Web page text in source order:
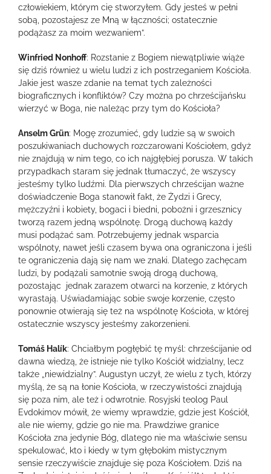
człowiekiem, którym cię stworzyłem. Gdy jesteś w pełni
sobą, pozostajesz ze Mną w łączności; ostatecznie
podążasz za moim wezwaniem”.
Winfried Nonhoff: Rozstanie z Bogiem niewątpliwie wiąże
się dziś również u wielu ludzi z ich postrzeganiem Kościoła.
Jakie jest wasze zdanie na temat tych zależności
biograficznych i konfliktów? Czy można po chrześcijańsku
wierzyć w Boga, nie należąc przy tym do Kościoła?
Anselm Grün: Mogę zrozumieć, gdy ludzie są w swoich
poszukiwaniach duchowych rozczarowani Kościołem, gdyż
nie znajdują w nim tego, co ich najgłębiej porusza. W takich
przypadkach staram się jednak tłumaczyć, że wszyscy
jesteśmy tylko ludźmi. Dla pierwszych chrześcijan ważne
doświadczenie Boga stanowił fakt, że Żydzi i Grecy,
mężczyźni i kobiety, bogaci i biedni, pobożni i grzesznicy
tworzą razem jedną wspólnotę. Drogą duchową każdy
musi podążać sam. Potrzebujemy jednak wsparcia
wspólnoty, nawet jeśli czasem bywa ona ograniczona i jeśli
te ograniczenia dają się nam we znaki. Dlatego zachęcam
ludzi, by podążali samotnie swoją drogą duchową,
pozostając jednak zarazem otwarci na korzenie, z których
wyrastają. Uświadamiając sobie swoje korzenie, często
ponownie otwierają się też na wspólnotę Kościoła, w której
ostatecznie wszyscy jesteśmy zakorzenieni.
Tomáš Halík: Chciałbym pogłębić tę myśl: chrześcijanie od
dawna wiedzą, że istnieje nie tylko Kościół widzialny, lecz
także „niewidzialny”. Augustyn uczył, że wielu z tych, którzy
myślą, że są na łonie Kościoła, w rzeczywistości znajdują
się poza nim, ale też i odwrotnie. Rosyjski teolog Paul
Evdokimov mówił, że wiemy wprawdzie, gdzie jest Kościół,
ale nie wiemy, gdzie go nie ma. Prawdziwe granice
Kościoła zna jedynie Bóg, dlatego nie ma właściwie sensu
spekulować, kto i kiedy w tym głębokim mistycznym
sensie rzeczywiście znajduje się poza Kościołem. Dziś na